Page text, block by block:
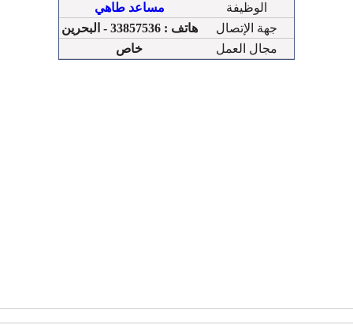
مساعد طاهي
الوظيفة
هاتف : 33857536 - البحرين
جهة الإتصال
خاص
مجال العمل